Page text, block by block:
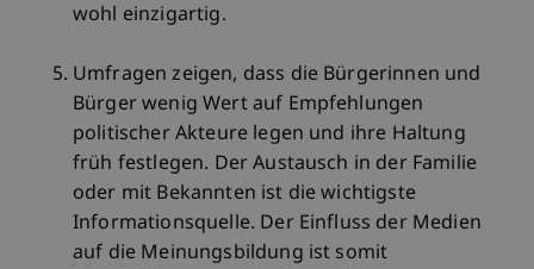
wohl einzigartig.
Umfragen zeigen, dass die Bürgerinnen und
Bürger wenig Wert auf Empfehlungen
politischer Akteure legen und ihre Haltung
früh festlegen. Der Austausch in der Familie
oder mit Bekannten ist die wichtigste
Informationsquelle. Der Einfluss der Medien
auf die Meinungsbildung ist somit